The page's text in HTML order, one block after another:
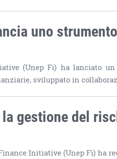
uno
(Unep Fi) ha lanciato
sviluppato in
la gestione del
Initiative (Unep Fi) ha